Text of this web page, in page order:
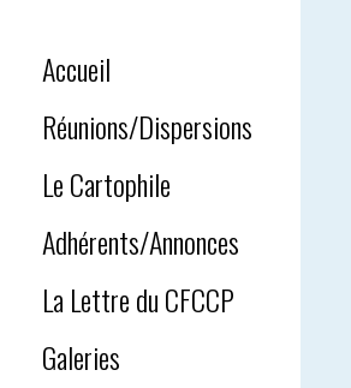
Accueil
Réunions/Dispersions
Le Cartophile
Adhérents/Annonces
La Lettre du CFCCP
Galeries